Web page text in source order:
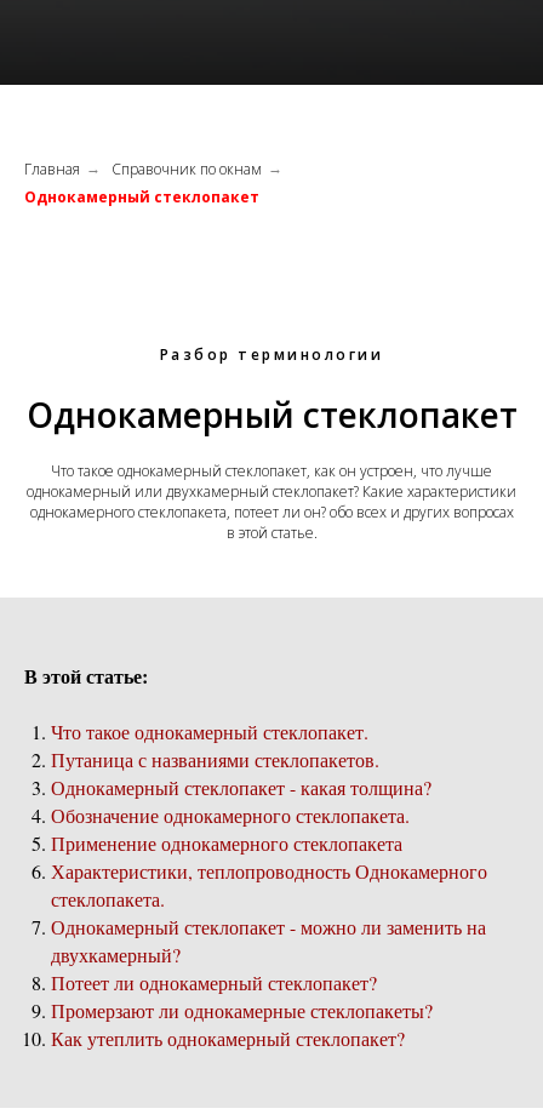
Главная → Справочник по окнам →
Однокамерный стеклопакет
Разбор терминологии
Однокамерный стеклопакет
Что такое однокамерный стеклопакет, как он устроен, что лучше
однокамерный или двухкамерный стеклопакет? Какие характеристики
однокамерного стеклопакета, потеет ли он? обо всех и других вопросах
в этой статье.
В этой статье:
Что такое однокамерный стеклопакет.
Путаница с названиями стеклопакетов.
Однокамерный стеклопакет - какая толщина?
Обозначение однокамерного стеклопакета.
Применение однокамерного стеклопакета
Характеристики, теплопроводность Однокамерного
стеклопакета.
Однокамерный стеклопакет - можно ли заменить на
двухкамерный?
Потеет ли однокамерный стеклопакет?
Промерзают ли однокамерные стеклопакеты?
Как утеплить однокамерный стеклопакет?